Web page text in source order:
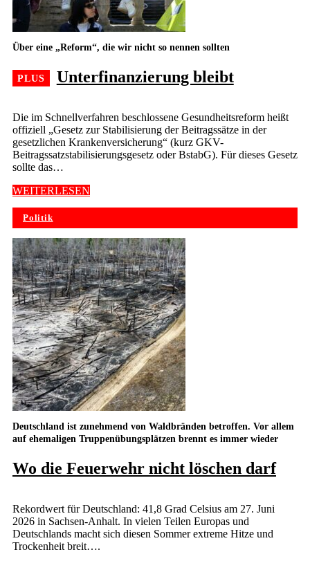
Unterfinanzierung bleibt
Über eine „Reform“, die wir nicht so nennen sollten
Die im Schnellverfahren beschlossene Gesundheitsreform heißt
offiziell „Gesetz zur Stabilisierung der Beitragssätze in der
gesetzlichen Krankenversicherung“ (kurz GKV-
Beitragssatzstabilisierungsgesetz oder BstabG). Für dieses Gesetz
sollte das…
WEITERLESEN
Politik
Wo die Feuerwehr nicht löschen darf
Deutschland ist zunehmend von Waldbränden betroffen. Vor allem
auf ehemaligen Truppenübungsplätzen brennt es immer wieder
Rekordwert für Deutschland: 41,8 Grad Celsius am 27. Juni
2026 in Sachsen-Anhalt. In vielen Teilen Europas und
Deutschlands macht sich diesen Sommer extreme Hitze und
Trockenheit breit….